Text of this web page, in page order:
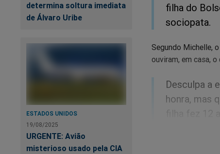
determina soltura imediata
de Álvaro Uribe
ESTADOS UNIDOS
19/08/2025
URGENTE: Avião
misterioso usado pela CIA
filha do
sociopata.
Segundo Michelle,
ouviram, em casa,
Desculpa a
honra, mas
e ela
casa. E lá